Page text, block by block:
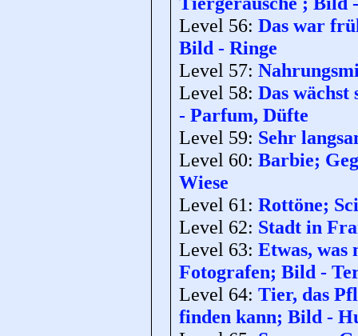
Level 56: Das war
Bild - Ringe
Level 57:
Level 58: Das
- Parfum, Düfte
Level 59: Sehr
Level 60: Barbie;
Wiese
Level 61: Rottöne;
Level 62: Stadt in
Level 63: Etwas, was
Fotografen; Bild -
Level 64: Tier, das
finden kann; Bild -